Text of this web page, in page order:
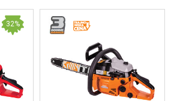
32%